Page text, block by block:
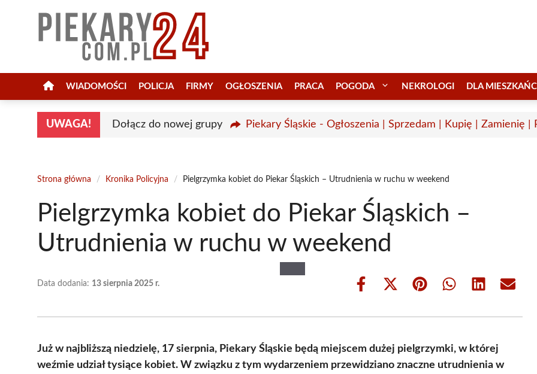
WIADOMOŚCI POLICJA FIRMY OGŁOSZENIA PRACA POGODA NEKROLOGI DLA
UWAGA! Dołącz do nowej grupy Piekary Śląskie - Ogłoszenia | Sprzedam | Kupię | Zamienię |
Strona główna / Kronika Policyjna / Pielgrzymka kobiet do Piekar Śląskich – Utrudnienia w ruchu w weekend
Pielgrzymka kobiet do Piekar Śląskich –
Utrudnienia w ruchu w weekend
Data dodania: 13 sierpnia 2025 r.
Share
Share
(Twitter)
Share Share Share Share
Już w najbliższą niedzielę, 17 sierpnia, Piekary Śląskie będą miejscem dużej pielgrzymki, w której
weźmie udział tysiące kobiet. W związku z tym wydarzeniem przewidziano znaczne utrudnienia w